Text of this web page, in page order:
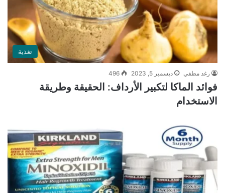
تغذية
رغد مطفي ديسمبر 5, 2023 496
فوائد الماكا لتكبير الأرداف: الحقيقة وطريقة
الاستخدام